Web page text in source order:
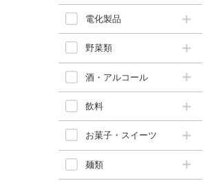
電化製品
野菜類
酒・アルコール
飲料
お菓子・スイーツ
麺類